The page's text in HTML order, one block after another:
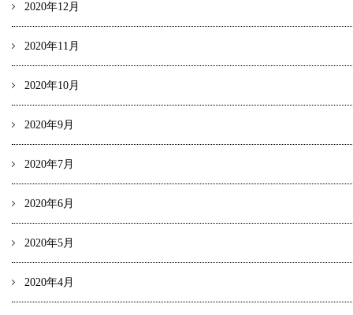
2020年12月
2020年11月
2020年10月
2020年9月
2020年7月
2020年6月
2020年5月
2020年4月